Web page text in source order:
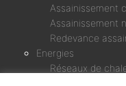
Assainissement
Assainissement
Redevance
Energies
Réseaux de